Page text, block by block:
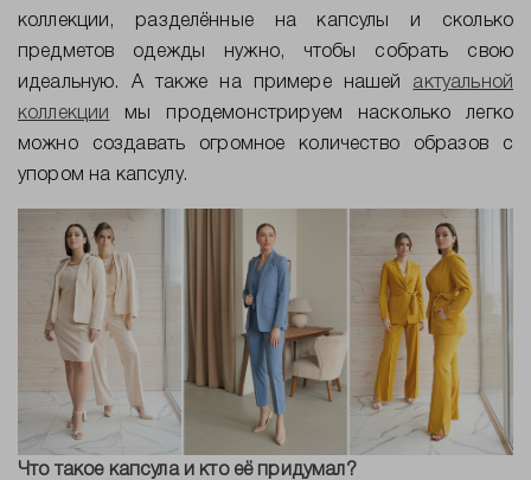
коллекции, разделённые на капсулы и сколько
предметов одежды нужно, чтобы собрать свою
идеальную. А также на примере нашей актуальной
коллекции
мы продемонстрируем насколько легко
можно создавать огромное количество образов с
упором на капсулу.
Что такое капсула и кто её придумал?